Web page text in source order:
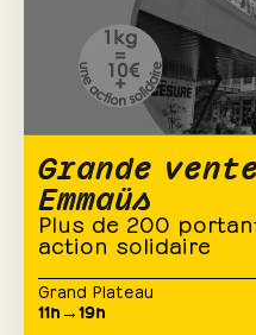
Grande
Emmaüs
Plus de 200
action solidaire
Grand Plateau
11h→19h